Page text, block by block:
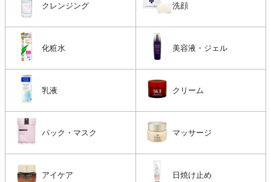
クレンジング 洗顔
化粧水 美容液・ジェル
乳液 クリーム
パック・マスク マッサージ
アイケア 日焼け止め